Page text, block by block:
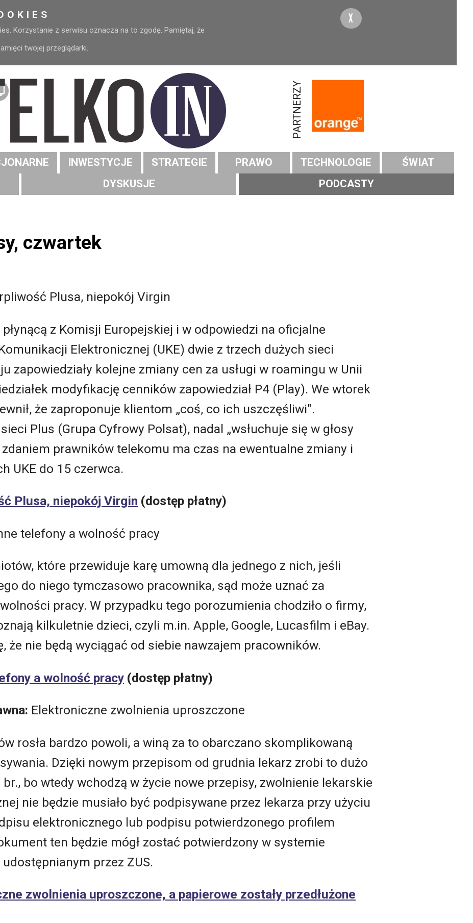
Korzystanie z serwisu oznacza na to zgodę. Pamiętaj, że
twojej przeglądarki.
X
PARTNERZY
INWESTYCJE STRATEGIE PRAWO TECHNOLOGIE
ŚWIAT
DYSKUSJE PODCASTY
czwartek
Plusa, niepokój Virgin
z Komisji Europejskiej i w odpowiedzi na oficjalne
Elektronicznej (UKE) dwie z trzech dużych sieci
zapowiedziały kolejne zmiany cen za usługi w roamingu w Unii
modyfikację cenników zapowiedział P4 (Play). We wtorek
że zaproponuje klientom „coś, co ich uszczęśliwi".
Plus (Grupa Cyfrowy Polsat), nadal „wsłuchuje się w głosy
prawników telekomu ma czas na ewentualne zmiany i
UKE do 15 czerwca.
Plusa, niepokój Virgin (dostęp płatny)
telefony a wolność pracy
które przewiduje karę umowną dla jednego z nich, jeśli
do niego tymczasowo pracownika, sąd może uznać za
pracy. W przypadku tego porozumienia chodziło o firmy,
kilkuletnie dzieci, czyli m.in. Apple, Google, Lucasfilm i eBay.
że nie będą wyciągać od siebie nawzajem pracowników.
a wolność pracy (dostęp płatny)
Elektroniczne zwolnienia uproszczone
rosła bardzo powoli, a winą za to obarczano skomplikowaną
Dzięki nowym przepisom od grudnia lekarz zrobi to dużo
bo wtedy wchodzą w życie nowe przepisy, zwolnienie lekarskie
nie będzie musiało być podpisywane przez lekarza przy użyciu
elektronicznego lub podpisu potwierdzonego profilem
ten będzie mógł zostać potwierdzony w systemie
przez ZUS.
zwolnienia uproszczone, a papierowe zostały przedłużone